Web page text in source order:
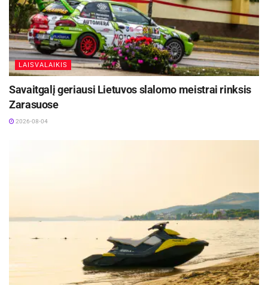
LAISVALAIKIS
Savaitgalį geriausi Lietuvos slalomo meistrai rinksis
Zarasuose
2026-08-04